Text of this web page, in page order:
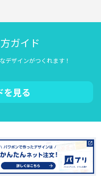
ガイド
デザインがつくれます！
を見る